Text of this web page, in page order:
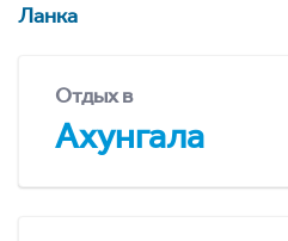
Ланка
Отдых в
Ахунгала